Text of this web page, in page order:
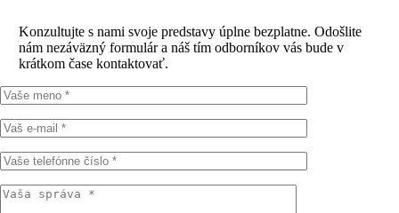
Konzultujte s nami svoje predstavy úplne bezplatne. Odošlite
nám nezáväzný formulár a náš tím odborníkov vás bude v
krátkom čase kontaktovať.